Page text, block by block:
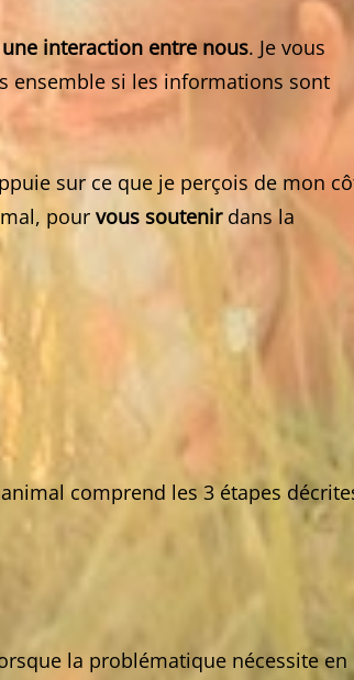
une interaction entre nous. Je vous
ensemble si les informations sont
sur ce que je perçois de mon
pour vous soutenir dans la
comprend les 3 étapes
la problématique nécessite en